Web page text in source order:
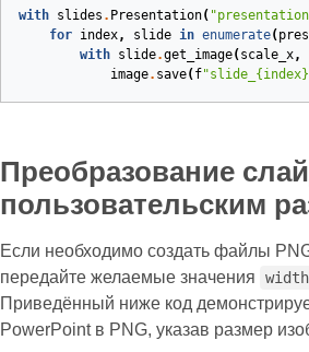
with slides . Presentation(
for index, slide in enumerate(
with slide.get_image( scale_x,
image. save( f"slide_ {index}
Преобразование
пользовательским
Если необходимо создать файлы
передайте желаемые значения
width
Приведённый ниже код
PowerPoint в PNG, указав размер